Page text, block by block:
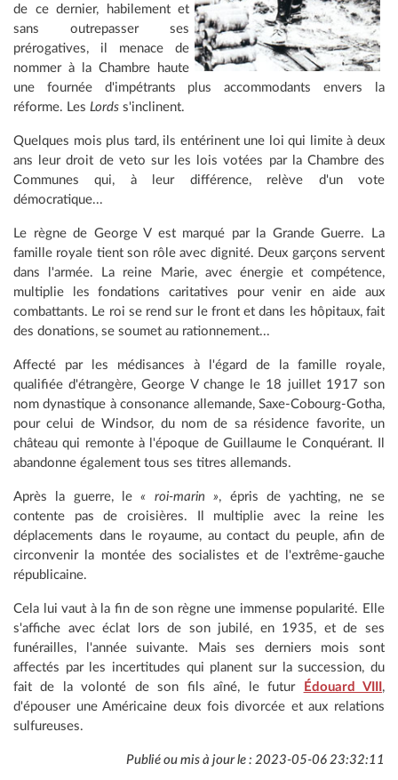
de ce dernier, habilement et
sans outrepasser ses
prérogatives, il menace de
nommer à la Chambre haute
une fournée d'impétrants plus accommodants envers la
réforme. Les Lords s'inclinent.
Quelques mois plus tard, ils entérinent une loi qui limite à deux
ans leur droit de veto sur les lois votées par la Chambre des
Communes qui, à leur différence, relève d'un vote
démocratique...
Le règne de George V est marqué par la Grande Guerre. La
famille royale tient son rôle avec dignité. Deux garçons servent
dans l'armée. La reine Marie, avec énergie et compétence,
multiplie les fondations caritatives pour venir en aide aux
combattants. Le roi se rend sur le front et dans les hôpitaux, fait
des donations, se soumet au rationnement...
Affecté par les médisances à l'égard de la famille royale,
qualifiée d'étrangère, George V change le 18 juillet 1917 son
nom dynastique à consonance allemande, Saxe-Cobourg-Gotha,
pour celui de Windsor, du nom de sa résidence favorite, un
château qui remonte à l'époque de Guillaume le Conquérant. Il
abandonne également tous ses titres allemands.
Après la guerre, le« roi-marin », épris de yachting, ne se
contente pas de croisières. Il multiplie avec la reine les
déplacements dans le royaume, au contact du peuple, afin de
circonvenir la montée des socialistes et de l'extrême-gauche
républicaine.
Cela lui vaut à la fin de son règne une immense popularité. Elle
s'affiche avec éclat lors de son jubilé, en 1935, et de ses
funérailles, l'année suivante. Mais ses derniers mois sont
affectés par les incertitudes qui planent sur la succession, du
fait de la volonté de son fils aîné, le futur
Édouard VIII ,
d'épouser une Américaine deux fois divorcée et aux relations
sulfureuses.
Publié ou mis à jour le : 2023-05-06 23:32:11